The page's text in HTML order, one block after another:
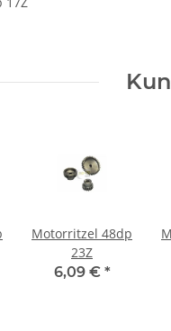
Motorritzel 48dp
23Z
6,09 € *